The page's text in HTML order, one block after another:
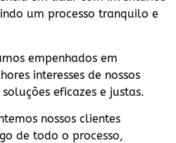
um processo tranquilo e
empenhados em
interesses de nossos
eficazes e justas.
nossos clientes
de todo o processo,